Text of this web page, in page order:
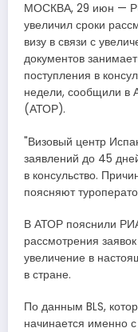
МОСКВА, 29 июн —
увеличил сроки
визу в связи с
документов
поступления в
недели, сообщили в
(АТОР).
"Визовый центр
заявлений до 45
в консульство​​​.
поясняют
В АТОР пояснили
рассмотрения
увеличение в
в стране.
По данным BLS,
начинается именно